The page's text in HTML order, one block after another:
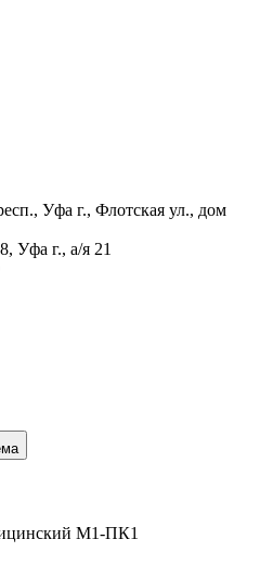
Уфа г., Флотская ул., дом
Уфа г., а/я 21
М1-ПК1